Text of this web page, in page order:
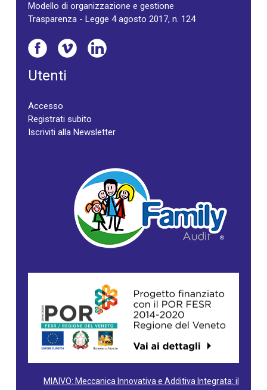
Modello di organizzazione e gestione
Trasparenza - Legge 4 agosto 2017, n. 124
Utenti
Accesso
Registrati subito
Iscriviti alla Newsletter
MIAIVO: Meccanica Innovativa e Additiva Integrata: il